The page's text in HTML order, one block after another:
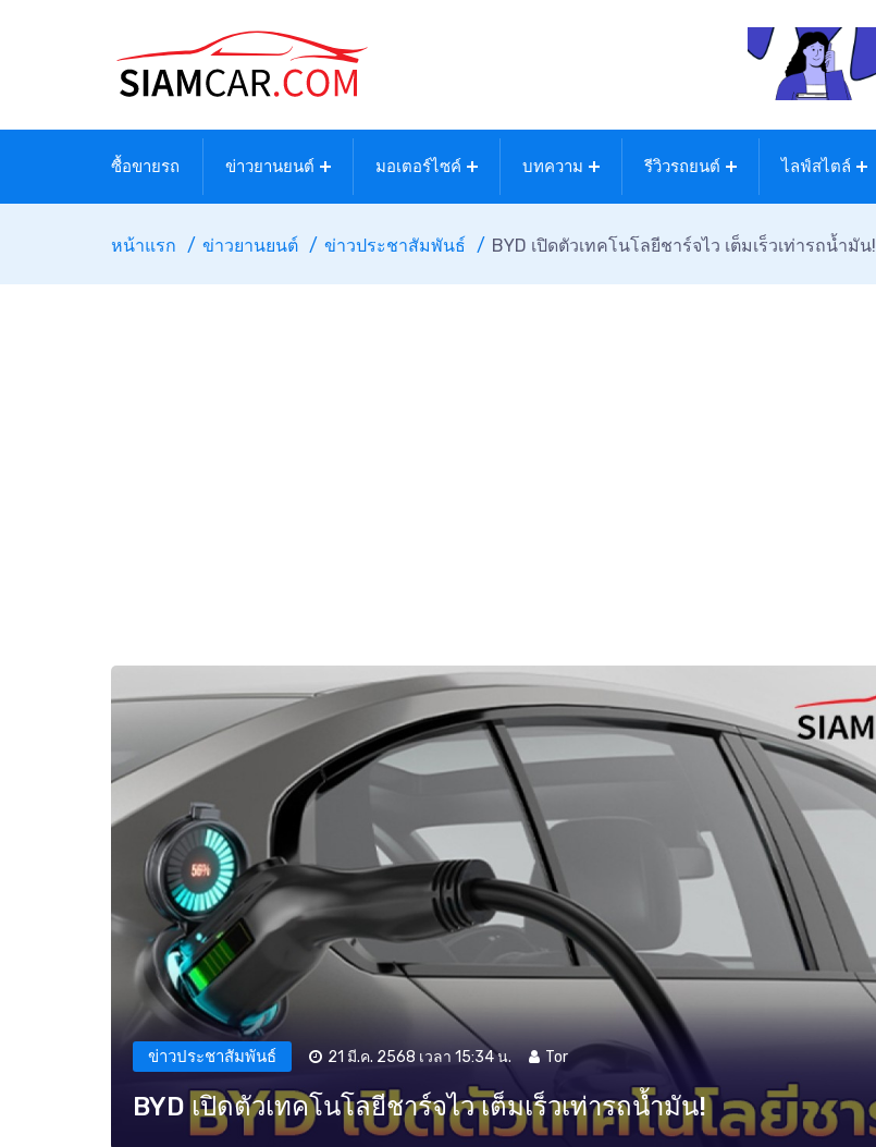
ซื้อขายรถ ข่าวยานยนต์ มอเตอร์ไซค์ บทความ รีวิวรถยนต์ ไลฟ์สไตล์
หน้าแรก ข่าวยานยนต์ ข่าวประชาสัมพันธ์ BYD เปิดตัวเทคโนโลยีชาร์จไว เต็มเร็วเท่ารถน้ำมัน!
ข่าวประชาสัมพันธ์ 21 มี.ค. 2568 เวลา 15:34 น. Tor
BYD เปิดตัวเทคโนโลยีชาร์จไว เต็มเร็วเท่ารถน้ำมัน!